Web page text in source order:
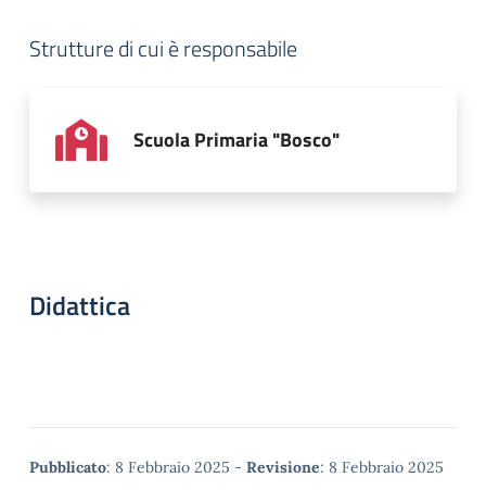
Strutture di cui è responsabile
Scuola Primaria "Bosco"
Didattica
Metadata
Pubblicato: 8 Febbraio 2025 - Revisione: 8 Febbraio 2025